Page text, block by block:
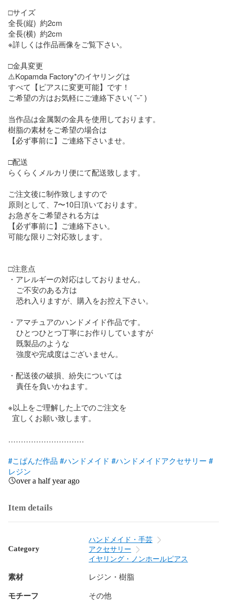
□サイズ
全長(縦)  約2cm
全長(横)  約2cm
※詳しくは作品画像をご覧下さい。
□金具変更
⚠️Kopamda Factory*のイヤリングは
すべて【ピアスに変更可能】です！
ご希望の方はお気軽にご連絡下さい( ˘ᵕ˘ )
当作品は金属製の金具を使用しております。
樹脂の素材をご希望の場合は
【必ず事前に】ご連絡下さいませ。
□配送
らくらくメルカリ便にて配送致します。
ご注文後に制作致しますので
原則として、7〜10日頂いております。
お急ぎをご希望される方は
【必ず事前に】ご連絡下さい。
可能な限りご対応致します。
□注意点
・アレルギーの対応はしておりません。
・アマチュアのハンドメイド作品です。
・配送後の破損、紛失については
※以上をご理解した上でのご注文を
…………………………
#こぱんだ作品 #ハンドメイド #ハンドメイドアクセサリー #
レジン
over a half year ago
Item details
Category
ハンドメイド・手芸
アクセサリー
イヤリング・ノンホールピアス
素材 レジン・樹脂
モチーフ その他